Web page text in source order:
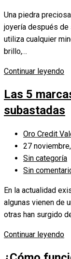
entrada:
la
entrada:
Una piedra
joyería después de
utiliza cualquier
brillo,…
Continuar leyendo
en
de
lujo
Las 5
subastadas
Autor
de
la
entrada:
Oro Credit
Publicación
de
la
27
Categoría
de
entrada:
Sin categoría
Comentarios
la
entrada:
Sin
En la actualidad
algunas vienen de
otras han surgido
Continuar leyendo